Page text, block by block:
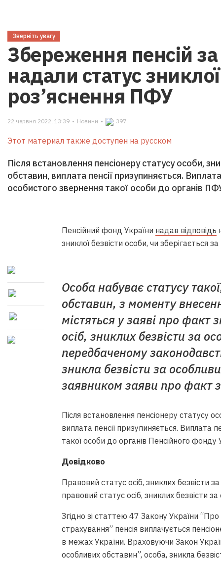
Зверніть увагу
Збереження пенсій
надали статус
роз’яснення ПФУ
22 червня 2022, 13:39 • Новини • 397
Этот материал также доступен на русском
Після встановлення пенсіонеру статусу особи,
обставин, виплата пенсії призупиняється.
особистого звернення такої особи до органів
Пенсійний фонд України надав відповідь
зниклої безвісти особи, чи зберігається
Особа набуває статусу
обставин, з моменту
містяться у заяві про факт
осіб, зниклих безвісти за
передбаченому
зникла безвісти за
заявником заяви про факт
Після встановлення пенсіонеру статусу
виплата пенсії призупиняється. Виплата
такої особи до органів Пенсійного фонду
Довідково
Правовий статус осіб, зниклих безвісти
правовий статус осіб, зниклих безвісти
Згідно зі статтею 47 Закону України
страхування” пенсія виплачується
в межах України. Враховуючи Закон
особливих обставин”, особа, зникла